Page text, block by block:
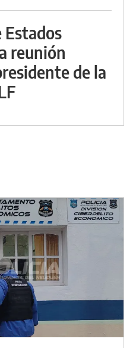
Estados
reunión
de la